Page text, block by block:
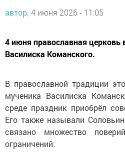
автор, 4 июня 2026 - 11:05
4 июня православная церковь
Василиска Команского.
В православной традиции
мученика Василиска
среде праздник приобрёл
Его также называли
связано множество
ограничений.